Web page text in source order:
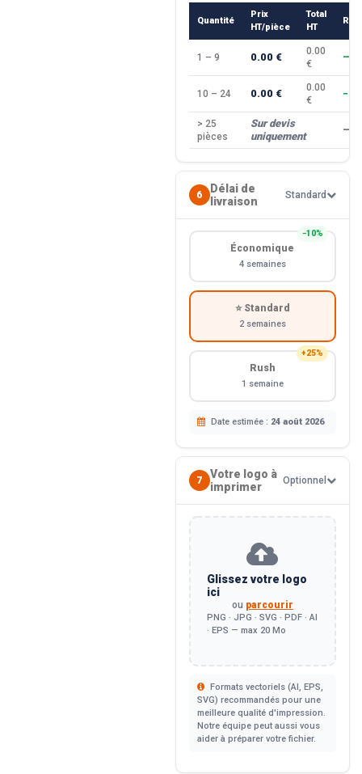
Quantité
Prix
HT/pièce
Total
HT
1 – 9 0.00 €
0.00
€
—
10 – 24 0.00 €
0.00
€
> 25
pièces
Sur devis
uniquement
—
6
Délai de
livraison
Standard
−10%
Économique
4 semaines
⭐ Standard
2 semaines
+25%
Rush
1 semaine
Date estimée : 24 août 2026
7
Votre logo à
imprimer
Optionnel
Glissez votre logo
ici
ou parcourir
PNG · JPG · SVG · PDF · AI
· EPS — max 20 Mo
Formats vectoriels (AI, EPS,
SVG) recommandés pour une
meilleure qualité d'impression.
Notre équipe peut aussi vous
aider à préparer votre fichier.